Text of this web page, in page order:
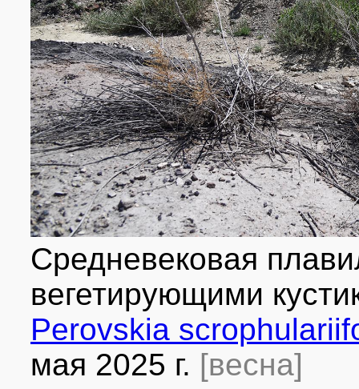
Средневековая
вегетирующими
Perovskia
мая 2025 г. [весна]